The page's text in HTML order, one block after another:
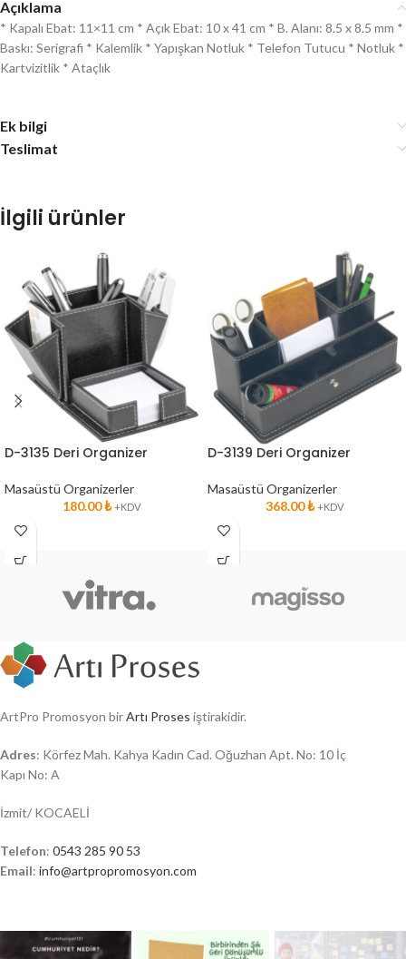
Açıklama
* Kapalı Ebat: 11×11 cm * Açık Ebat: 10 x 41 cm * B. Alanı: 8.5 x 8.5 mm *
Baskı: Serigrafi * Kalemlik * Yapışkan Notluk * Telefon Tutucu * Notluk *
Kartvizitlik * Ataçlık
Ek bilgi
Teslimat
İlgili ürünler
D-3135 Deri Organizer
Masaüstü Organizerler
180.00₺ +KDV
D-3139 Deri Organizer
Masaüstü Organizerler
368.00₺ +KDV
ArtPro Promosyon birArtı Proses iştirakidir.
Adres: Körfez Mah. Kahya Kadın Cad. Oğuzhan Apt. No: 10 İç
Kapı No: A
İzmit/ KOCAELİ
Telefon: 0543 285 90 53
Email: info@artpropromosyon.com